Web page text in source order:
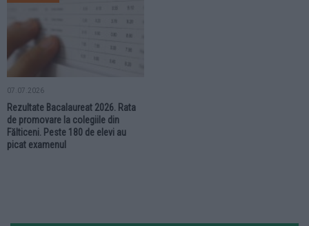
07.07.2026
Rezultate Bacalaureat 2026. Rata
de promovare la colegiile din
Fălticeni. Peste 180 de elevi au
picat examenul